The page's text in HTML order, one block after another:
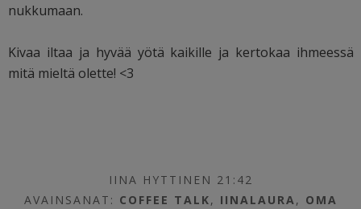
nukkumaan.
Kivaa iltaa ja hyvää yötä kaikille ja kertokaa ihmeessä
mitä mieltä olette! <3
IINA HYTTINEN 21:42
AVAINSANAT: COFFEE TALK, IINALAURA, OMA